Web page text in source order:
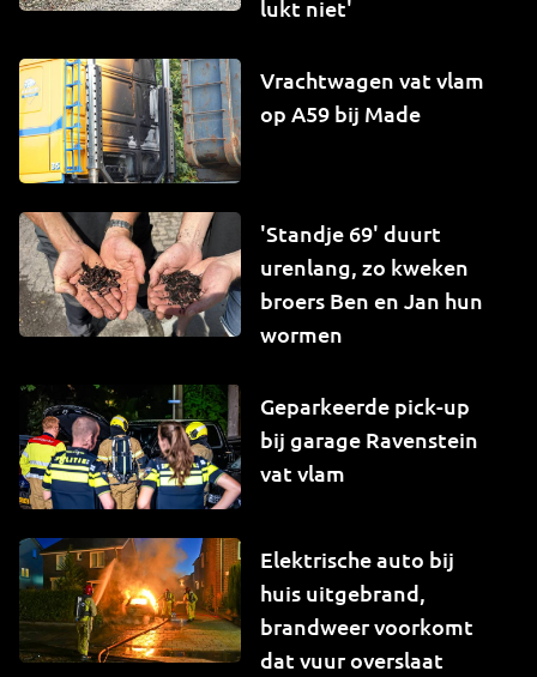
lukt niet'
Vrachtwagen vat vlam
op A59 bij Made
'Standje 69' duurt
urenlang, zo kweken
broers Ben en Jan hun
wormen
Geparkeerde pick-up
bij garage Ravenstein
vat vlam
Elektrische auto bij
huis uitgebrand,
brandweer voorkomt
dat vuur overslaat